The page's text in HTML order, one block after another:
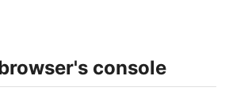
console